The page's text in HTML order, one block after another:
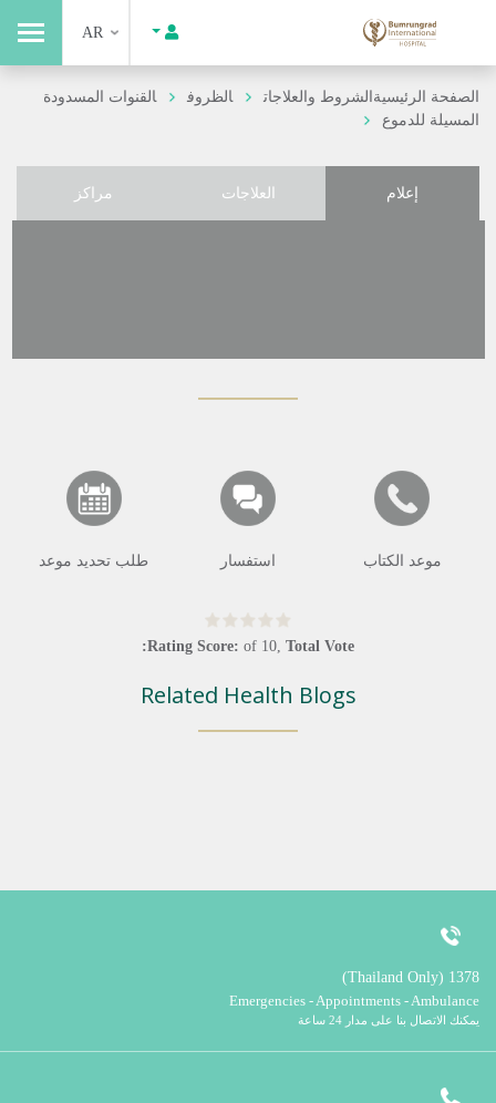
AR
الصفحة الرئيسيةالشروط والعلاجات الظروف
القنوات المسدودة
المسيلة للدموع
إعلام العلاجات مراكز
موعد الكتاب استفسار طلب تحديد موعد
Rating Score: of 10, Total Vote:
Related Health Blogs
1378 (Thailand Only)
Emergencies - Appointments - Ambulance
يمكنك الاتصال بنا على مدار 24 ساعة